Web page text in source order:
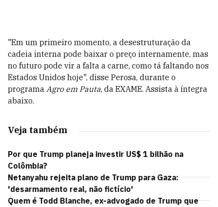
"Em um primeiro momento, a desestruturação da
cadeia interna pode baixar o preço internamente, mas
no futuro pode vir a falta a carne, como tá faltando nos
Estados Unidos hoje", disse Perosa, durante o
programa Agro em Pauta, da EXAME. Assista à íntegra
abaixo.
Veja também
Por que Trump planeja investir US$ 1 bilhão na
Colômbia?
Netanyahu rejeita plano de Trump para Gaza:
'desarmamento real, não fictício'
Quem é Todd Blanche, ex-advogado de Trump que